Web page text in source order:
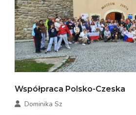
Współpraca Polsko-Czeska
Dominika Sz